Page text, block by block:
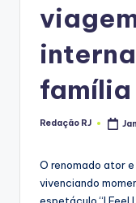
família
Posted
Redação RJ
O renomado ator
vivenciando